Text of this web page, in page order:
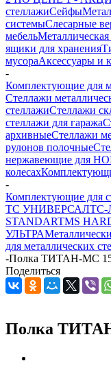
стеллажиСейфы
системыСлесарные
мебель
ящики для хранения
мусораАксессуары и
-
Комплектующие для
Стеллажи
стеллажиСтеллажи
стеллажи для гаража
архивныеСтеллажи
рулонов полочные
нержавеющие для
колесах
-
Комплектующие для
ТС УНИВЕРСАЛ
STANDARTMS
УЛЬТРА
для металлических
-Полка ТИТАН-МС
Поделиться
Полка